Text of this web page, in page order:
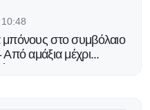
μπόνους στο συμβόλαιο
αμάξια μέχρι...